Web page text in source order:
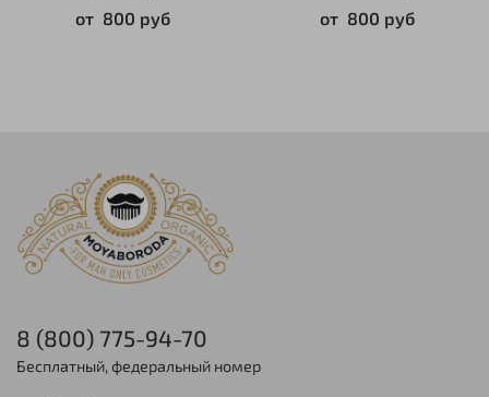
от 800 руб от 800 руб
8 (800) 775-94-70
Бесплатный, федеральный номер